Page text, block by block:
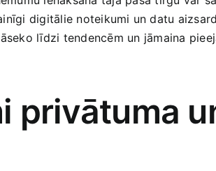
digitālie​ noteikumi un​ datu
līdzi tendencēm ⁣un jāmaina
privātuma